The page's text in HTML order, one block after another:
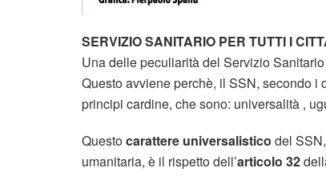
SERVIZIO SANITARIO PER TUTTI I
Una delle peculiarità del Servizio
Questo avviene perchè, il SSN, secondo i
principi cardine, che sono: universalità ,
Questocarattere universalistico del
umanitaria, è il rispetto dell’articolo 32